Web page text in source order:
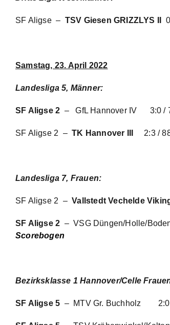
SF Aligse – TSV Giesen GRIZZLYS II
Samstag, 23. April 2022
Landesliga 5, Männer:
SF Aligse 2 – GfL Hannover IV 3:0 /
SF Aligse 2 –TK Hannover III 2:3 /
Landesliga 7, Frauen:
SF Aligse 2 –Vallstedt Vechelde
SF Aligse 2 – VSG Düngen/Holle/
Scorebogen
Bezirksklasse 1 Hannover/Celle
SF Aligse 5 – MTV Gr. Buchholz